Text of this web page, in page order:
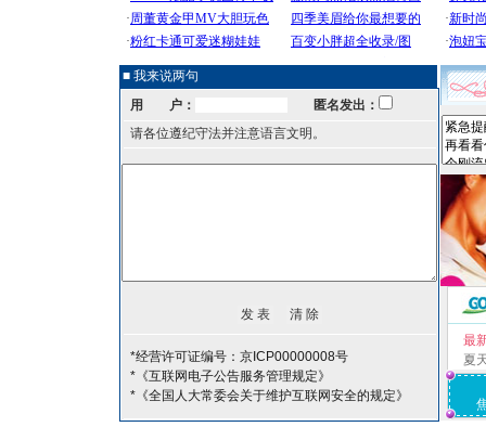
■ 我来说两句
用 户：
匿名发出：
请各位遵纪守法并注意语言文明。
*经营许可证编号：京ICP00000008号
*《互联网电子公告服务管理规定》
*《全国人大常委会关于维护互联网安全的规定》
最
夏